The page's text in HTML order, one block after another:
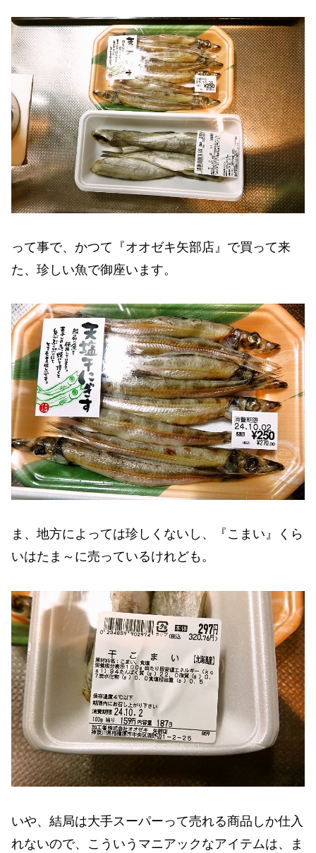
って事で、かつて『オオゼキ矢部店』で買って来
た、珍しい魚で御座います。
ま、地方によっては珍しくないし、『こまい』くら
いはたま～に売っているけれども。
いや、結局は大手スーパーって売れる商品しか仕入
れないので、こういうマニアックなアイテムは、ま